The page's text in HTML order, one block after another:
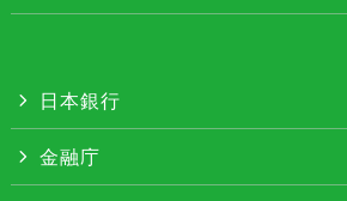
日本銀行
金融庁